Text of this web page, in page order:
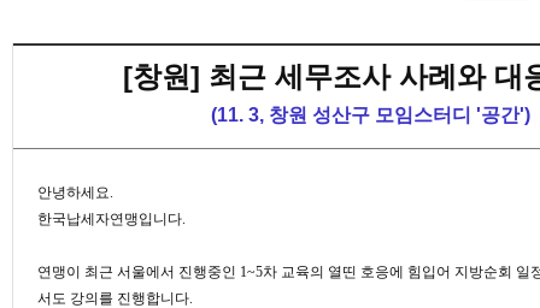
[창원] 최근 세무조사 사례와 대
(11. 3, 창원 성산구 모임스터디 '공간')
안녕하세요.
한국납세자연맹입니다.
연맹이 최근 서울에서 진행중인 1~5차 교육의 열띤 호응에 힘입어 지방순회 일
서도 강의를 진행합니다.